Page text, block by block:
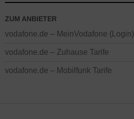
ZUM ANBIETER
vodafone.de – MeinVodafone (Login)
vodafone.de – Zuhause Tarife
vodafone.de – Mobilfunk Tarife